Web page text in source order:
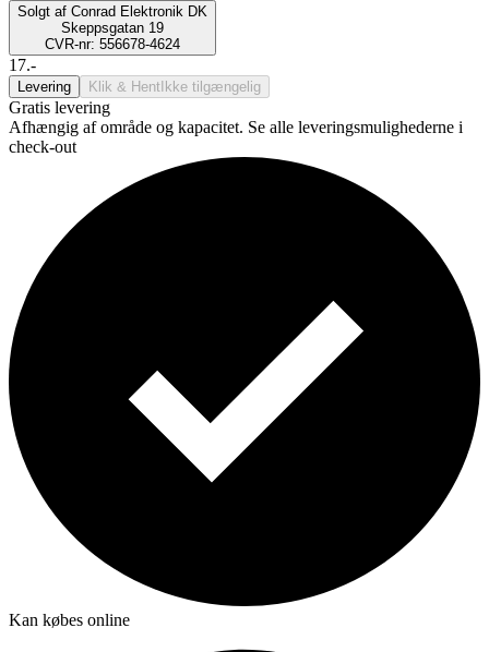
Solgt af Conrad Elektronik DK
Skeppsgatan 19
CVR-nr: 556678-4624
17.-
Levering Klik & Hent Ikke tilgængelig
Gratis levering
Afhængig af område og kapacitet. Se alle leveringsmulighederne i
check-out
Kan købes online